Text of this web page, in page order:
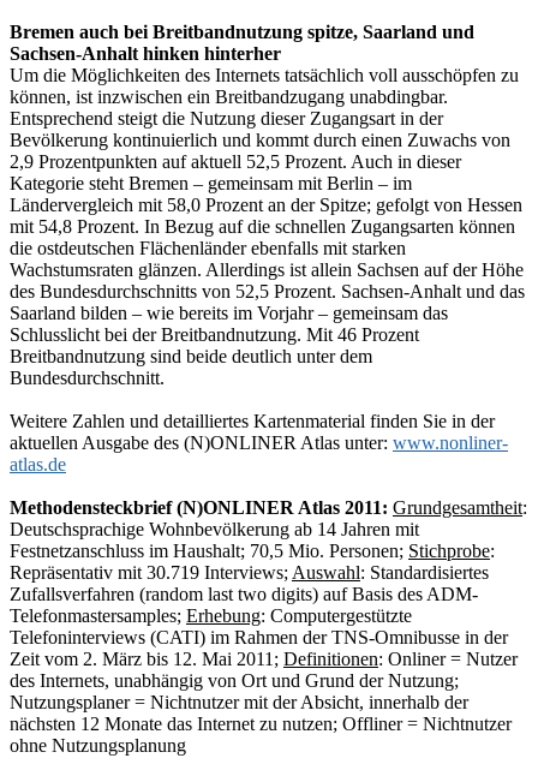
Bremen auch bei Breitbandnutzung spitze, Saarland und
Sachsen-Anhalt hinken hinterher
Um die Möglichkeiten des Internets tatsächlich voll ausschöpfen zu
können, ist inzwischen ein Breitbandzugang unabdingbar.
Entsprechend steigt die Nutzung dieser Zugangsart in der
Bevölkerung kontinuierlich und kommt durch einen Zuwachs von
2,9 Prozentpunkten auf aktuell 52,5 Prozent. Auch in dieser
Kategorie steht Bremen – gemeinsam mit Berlin – im
Ländervergleich mit 58,0 Prozent an der Spitze; gefolgt von Hessen
mit 54,8 Prozent. In Bezug auf die schnellen Zugangsarten können
die ostdeutschen Flächenländer ebenfalls mit starken
Wachstumsraten glänzen. Allerdings ist allein Sachsen auf der Höhe
des Bundesdurchschnitts von 52,5 Prozent. Sachsen-Anhalt und das
Saarland bilden – wie bereits im Vorjahr – gemeinsam das
Schlusslicht bei der Breitbandnutzung. Mit 46 Prozent
Breitbandnutzung sind beide deutlich unter dem
Bundesdurchschnitt.
Weitere Zahlen und detailliertes Kartenmaterial finden Sie in der
aktuellen Ausgabe des (N)ONLINER Atlas unter: www.nonliner-
atlas.de
Methodensteckbrief(N)ONLINER Atlas 2011: Grundgesamtheit:
Deutschsprachige Wohnbevölkerung ab 14 Jahren mit
Festnetzanschluss im Haushalt; 70,5 Mio. Personen; Stichprobe:
Repräsentativ mit 30.719 Interviews; Auswahl: Standardisiertes
Zufallsverfahren (random last two digits) auf Basis des ADM-
Telefonmastersamples; Erhebung: Computergestützte
Telefoninterviews (CATI) im Rahmen der TNS-Omnibusse in der
Zeit vom 2. März bis 12. Mai 2011; Definitionen: Onliner = Nutzer
des Internets, unabhängig von Ort und Grund der Nutzung;
Nutzungsplaner = Nichtnutzer mit der Absicht, innerhalb der
nächsten 12 Monate das Internet zu nutzen; Offliner = Nichtnutzer
ohne Nutzungsplanung